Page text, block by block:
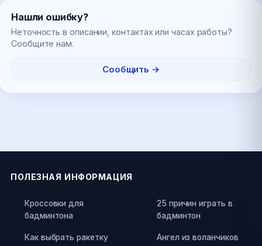
Нашли ошибку?
Неточность в описании, контактах или часах работы?
Сообщите нам.
Сообщить →
ПОЛЕЗНАЯ ИНФОРМАЦИЯ
Кроссовки для
бадминтона
Как выбрать ракетку
25 причин играть в
бадминтон
Ангел из воланчиков